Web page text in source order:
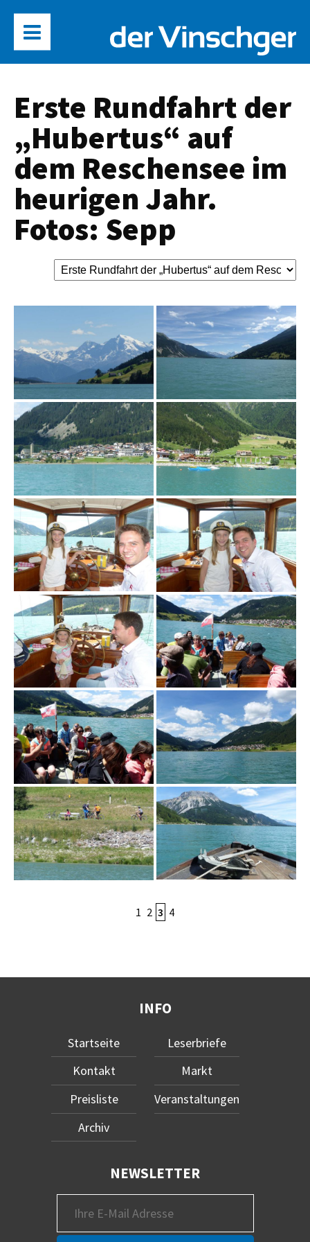
Erste Rundfahrt der
„Hubertus“ auf
dem Reschensee im
heurigen Jahr.
Fotos: Sepp
1 2 3 4
INFO
Startseite
Kontakt
Preisliste
Archiv
Leserbriefe
Markt
Veranstaltungen
NEWSLETTER